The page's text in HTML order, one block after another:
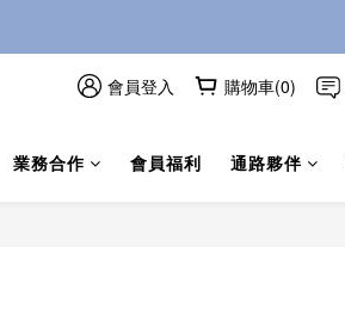
會員登入 購物車(0)
業務合作 會員福利 通路夥伴